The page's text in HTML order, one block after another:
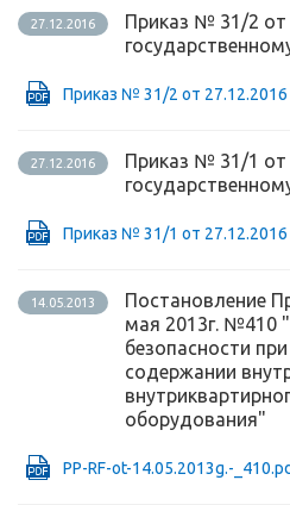
27.12.2016
Приказ № 31/2 от
Приказ № 31/2 от 27.12.2016
27.12.2016
Приказ № 31/1 от
Приказ № 31/1 от 27.12.2016
14.05.2013
Постановление
мая 2013г. №410
безопасности
содержании
оборудования"
PP-RF-ot-14.05.2013g.-